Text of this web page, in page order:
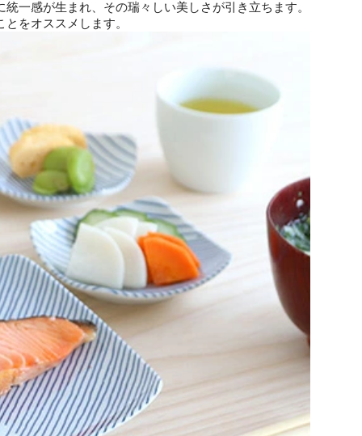
一感が生まれ、その瑞々しい美しさが引き立ちます。
をオススメします。